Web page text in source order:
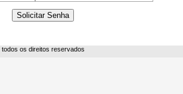
todos os direitos reservados